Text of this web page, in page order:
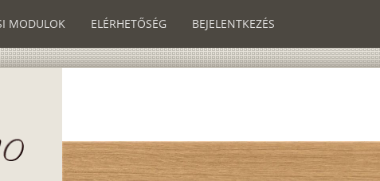
MODULOK ELÉRHETŐSÉG BEJELENTKEZÉS